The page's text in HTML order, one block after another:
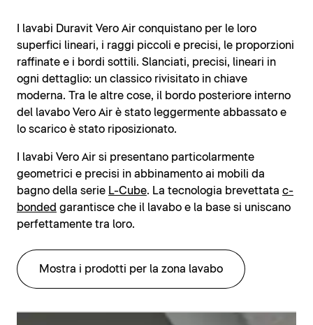
I lavabi Duravit Vero Air conquistano per le loro
superfici lineari, i raggi piccoli e precisi, le proporzioni
raffinate e i bordi sottili. Slanciati, precisi, lineari in
ogni dettaglio: un classico rivisitato in chiave
moderna. Tra le altre cose, il bordo posteriore interno
del lavabo Vero Air è stato leggermente abbassato e
lo scarico è stato riposizionato.
I lavabi Vero Air si presentano particolarmente
geometrici e precisi in abbinamento ai mobili da
bagno della serie L-Cube. La tecnologia brevettata c-
bonded garantisce che il lavabo e la base si uniscano
perfettamente tra loro.
Mostra i prodotti per la zona lavabo